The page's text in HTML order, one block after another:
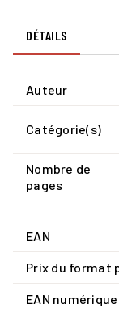
DÉTAILS
Auteur
Catégorie(s)
Nombre de
pages
EAN
Prix du format
EAN numérique